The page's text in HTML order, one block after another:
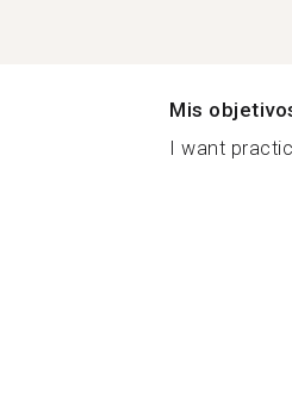
Mis
I want